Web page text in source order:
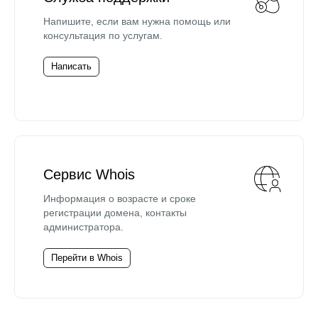
Напишите, если вам нужна помощь или
консультация по услугам.
Написать
Сервис Whois
Информация о возрасте и сроке
регистрации домена, контакты
администратора.
Перейти в Whois